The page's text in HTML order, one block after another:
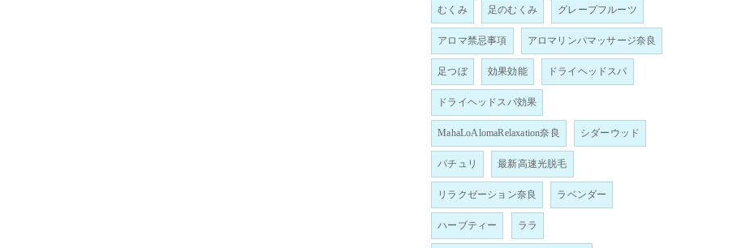
むくみ 足のむくみ グレープフルーツ
アロマ禁忌事項 アロマリンパマッサージ奈良
足つぼ 効果効能 ドライヘッドスパ
ドライヘッドスパ効果
MahaLoAlomaRelaxation奈良 シダーウッド
パチュリ 最新高速光脱毛
リラクゼーション奈良 ラベンダー
ハーブティー ララ